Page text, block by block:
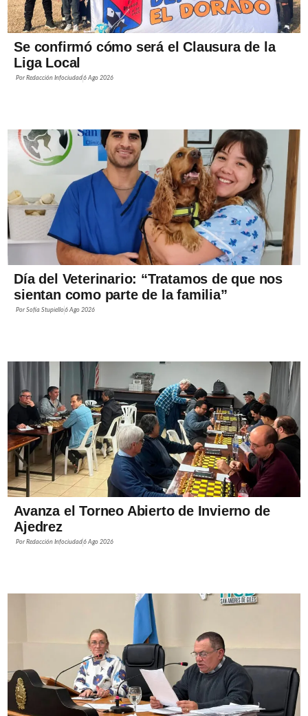
Se confirmó cómo será el Clausura de la
Liga Local
PorRedacción Infociudad6 Ago 2026
Día del Veterinario: “Tratamos de que nos
sientan como parte de la familia”
PorSofía Stupiello6 Ago 2026
Avanza el Torneo Abierto de Invierno de
Ajedrez
PorRedacción Infociudad6 Ago 2026